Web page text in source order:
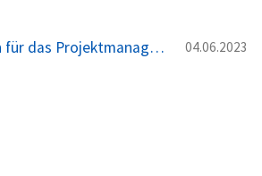
Meine Toolchain für das Projektmanagement 04.06.2023